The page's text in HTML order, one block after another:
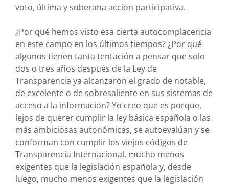
voto, última y soberana acción participativa.
¿Por qué hemos visto esa cierta autocomplacencia
en este campo en los últimos tiempos? ¿Por qué
algunos tienen tanta tentación a pensar que solo
dos o tres años después de la Ley de
Transparencia ya alcanzaron el grado de notable,
de excelente o de sobresaliente en sus sistemas de
acceso a la información? Yo creo que es porque,
lejos de querer cumplir la ley básica española o las
más ambiciosas autonómicas, se autoevalúan y se
conforman con cumplir los viejos códigos de
Transparencia Internacional, mucho menos
exigentes que la legislación española y, desde
luego, mucho menos exigentes que la legislación